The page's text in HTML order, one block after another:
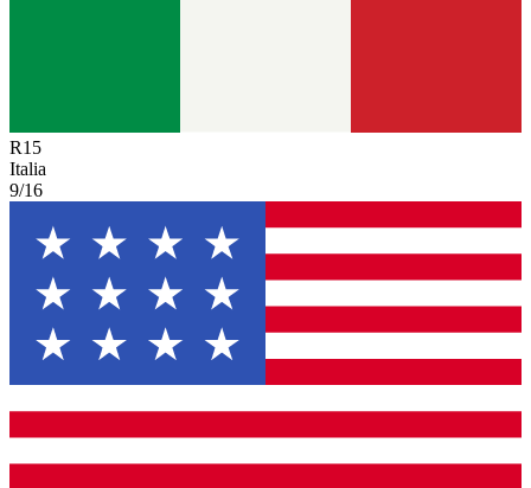
R15
Italia
9/16